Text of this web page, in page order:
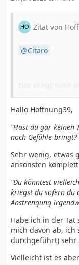
Für mich ist beim
Zitat von
Citaro
Das klingt nach
wahrscheinlich
Hast du gar
Irgendwas was
Du könntest
damit kriegst du
mit etwas
Orgasmus.
Es ist leider
definitiv mehr
sonst.
Hallo Hoffnung39,
"Hast du gar keinen
noch Gefühle bringt?"
Sehr wenig, etwas
ansonsten
"Du könntest
kriegst du sofern du
Anstrengung
Habe ich in der
mich davon ab, ich
durchgeführt) sehr
Vielleicht ist es